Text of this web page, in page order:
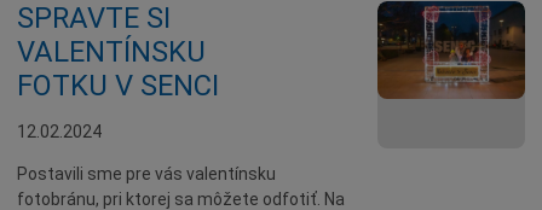
SPRAVTE SI
VALENTÍNSKU
FOTKU V SENCI
12.02.2024
Postavili sme pre vás valentínsku
fotobránu, pri ktorej sa môžete odfotiť. Na